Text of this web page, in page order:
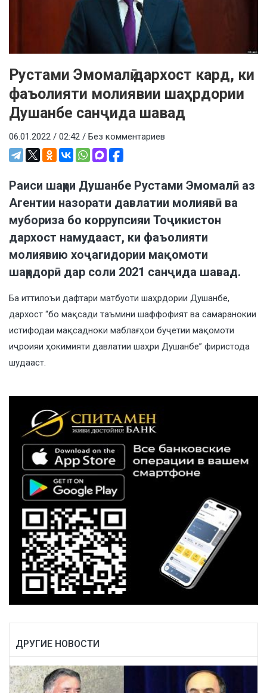
Рустами Эмомалӣ дархост кард, ки
фаъолияти молиявии шаҳрдории
Душанбе санҷида шавад
06.01.2022 / 02:42 / Без комментариев
Раиси шаҳри Душанбе Рустами Эмомалӣ аз
Агентии назорати давлатии молиявӣ ва
мубориза бо коррупсияи Тоҷикистон
дархост намудааст, ки фаъолияти
молиявию хоҷагидории мақомоти
шаҳрдорӣ дар соли 2021 санҷида шавад.
Ба иттилоъи дафтари матбуоти шаҳрдории Душанбе,
дархост “бо мақсади таъмини шаффофият ва самаранокии
истифодаи мақсадноки маблағҳои буҷетии мақомоти
иҷроияи ҳокимияти давлатии шаҳри Душанбе” фиристода
шудааст.
ДРУГИЕ НОВОСТИ